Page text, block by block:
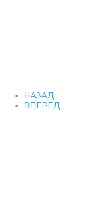
НАЗАД
ВПЕРЕД